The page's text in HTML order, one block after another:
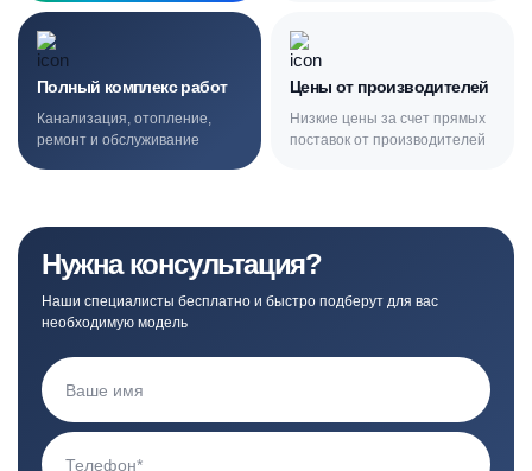
Полный комплекс работ
Канализация, отопление,
ремонт и обслуживание
Цены от производителей
Низкие цены за счет прямых
поставок от производителей
Нужна консультация?
Наши специалисты бесплатно и быстро подберут для вас
необходимую модель